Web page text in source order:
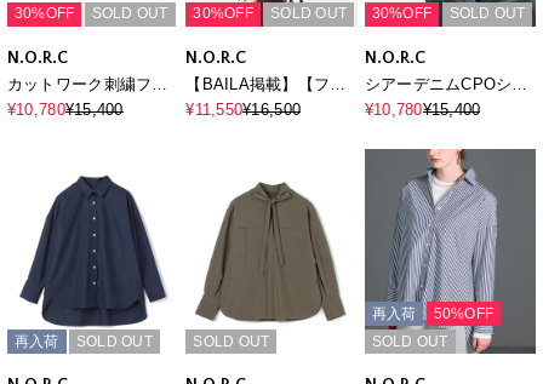
30%OFF SOLD OUT
N.O.R.C
カットワーク刺繍フリ
ルシャツ
¥10,780¥15,400
30%OFF SOLD OUT
N.O.R.C
【BAILA掲載】【フレ
ンチリネン】ガールフ
¥11,550¥16,500
30%OFF SOLD OUT
N.O.R.C
シアーデニムCPOシャ
ツ
¥10,780¥15,400
再入荷 SOLD OUT SOLD OUT
再入荷
50%OFF
SOLD OUT